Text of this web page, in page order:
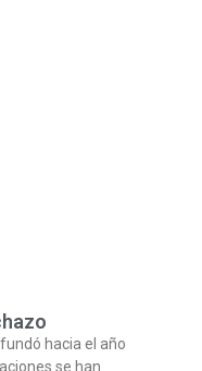
hacia el año
se han